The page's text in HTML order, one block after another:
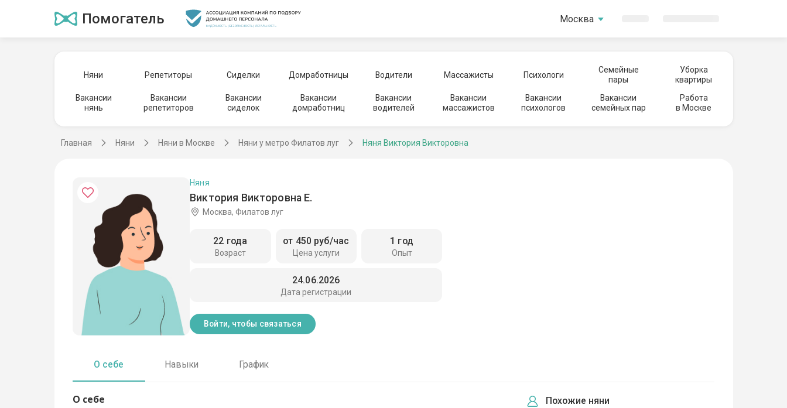
Помогатель Москва
Няни Репетиторы Сиделки Домработницы Водители Массажисты Психологи
Семейные
пары
Уборка
квартиры
Вакансии
нянь
Вакансии
репетиторов
Вакансии
сиделок
Вакансии
домработниц
Вакансии
водителей
Вакансии
массажистов
Вакансии
психологов
Вакансии
семейных пар
Работа
в Москве
Главная Няни Няни в Москве Няни у метро Филатов луг Няня Виктория Викторовна
Виктория Викторовна Е.
Няня
Москва, Филатов луг
Возраст
22 года
Цена услуги
от 450 руб/час
Опыт
1 год
Дата регистрации
24.06.2026
Войти, чтобы связаться
О себе Навыки График
О себе Похожие няни